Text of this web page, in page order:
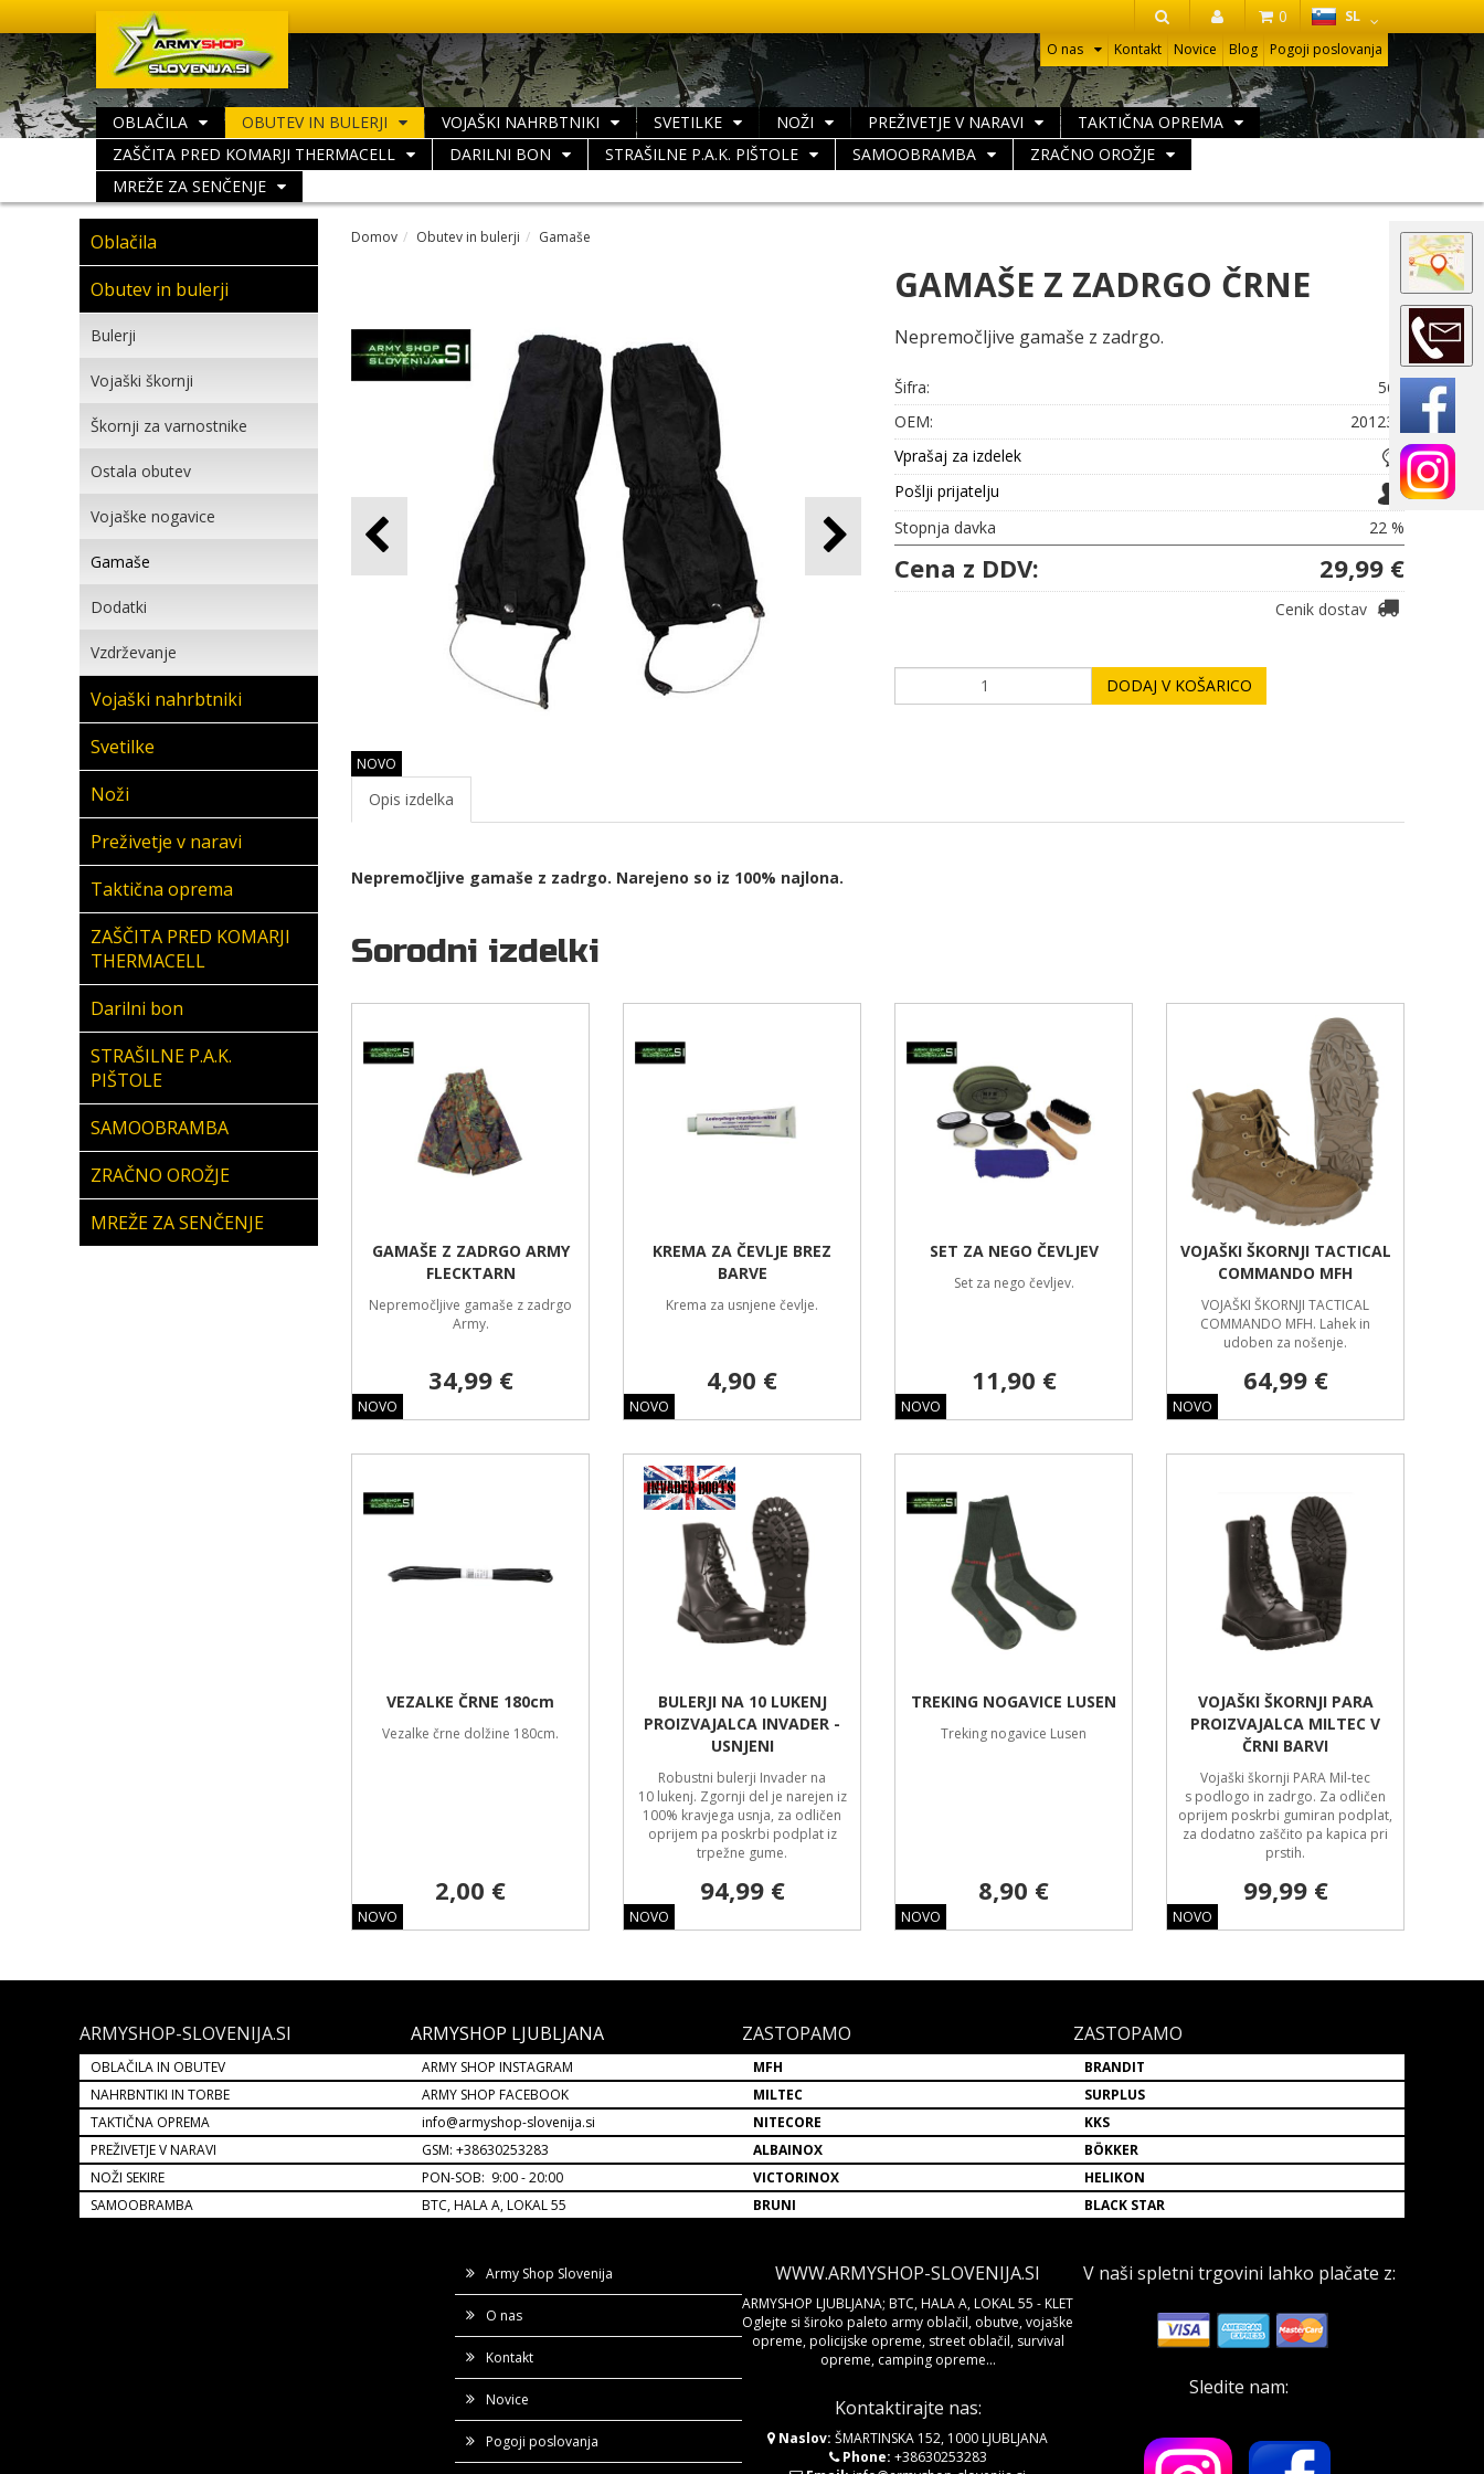
IŠČI
SL
0
O nas Kontakt Novice Blog Pogoji poslovanja
OBLAČILA OBUTEV IN BULERJI VOJAŠKI NAHRBTNIKI SVETILKE NOŽI PREŽIVETJE V NARAVI
TAKTIČNA OPREMA
ZAŠČITA PRED KOMARJI THERMACELL
DARILNI BON STRAŠILNE P.A.K. PIŠTOLE SAMOOBRAMBA
ZRAČNO OROŽJE
MREŽE ZA SENČENJE
Oblačila
Obutev in bulerji
Bulerji
Vojaški škornji
Škornji za varnostnike
Ostala obutev
Vojaške nogavice
Gamaše
Dodatki
Vzdrževanje
Vojaški nahrbtniki
Svetilke
Noži
Preživetje v naravi
Taktična oprema
ZAŠČITA PRED KOMARJI
THERMACELL
Darilni bon
STRAŠILNE P.A.K.
PIŠTOLE
SAMOOBRAMBA
ZRAČNO OROŽJE
MREŽE ZA SENČENJE
Domov Obutev in bulerji Gamaše
NOVO
GAMAŠE Z ZADRGO ČRNE
Nepremočljive gamaše z zadrgo.
Šifra:
564
OEM:
20123A
Vprašaj za izdelek
Pošlji prijatelju
Stopnja davka
22 %
Cena z DDV: 29,99 €
Cenik dostav
DODAJ V KOŠARICO
Opis izdelka
Nepremočljive gamaše z zadrgo. Narejeno so iz 100% najlona.
Sorodni izdelki
NOVO
GAMAŠE Z ZADRGO ARMY
FLECKTARN
Nepremočljive gamaše z zadrgo
Army.
34,99 €
NOVO
KREMA ZA ČEVLJE BREZ
BARVE
Krema za usnjene čevlje.
4,90 €
NOVO
SET ZA NEGO ČEVLJEV
Set za nego čevljev.
11,90 €
NOVO
VOJAŠKI ŠKORNJI TACTICAL
COMMANDO MFH
VOJAŠKI ŠKORNJI TACTICAL
COMMANDO MFH. Lahek in
udoben za nošenje.
64,99 €
NOVO
VEZALKE ČRNE 180cm
Vezalke črne dolžine 180cm.
2,00 €
NOVO
BULERJI NA 10 LUKENJ
PROIZVAJALCA INVADER -
USNJENI
Robustni bulerji Invader na
10 lukenj. Zgornji del je narejen iz
100% kravjega usnja, za odličen
oprijem pa poskrbi podplat iz
trpežne gume.
94,99 €
NOVO
TREKING NOGAVICE LUSEN
Treking nogavice Lusen
8,90 €
NOVO
VOJAŠKI ŠKORNJI PARA
PROIZVAJALCA MILTEC V
ČRNI BARVI
Vojaški škornji PARA Mil-tec
s podlogo in zadrgo. Za odličen
oprijem poskrbi gumiran podplat,
za dodatno zaščito pa kapica pri
prstih.
99,99 €
ARMYSHOP-SLOVENIJA.SI
OBLAČILA IN OBUTEV
NAHRBNTIKI IN TORBE
TAKTIČNA OPREMA
PREŽIVETJE V NARAVI
NOŽI SEKIRE
SAMOOBRAMBA
ARMYSHOP LJUBLJANA
ARMY SHOP INSTAGRAM
ARMY SHOP FACEBOOK
info@armyshop-slovenija.si
GSM: +38630253283
PON-SOB: 9:00 - 20:00
BTC, HALA A, LOKAL 55
ZASTOPAMO
MFH
MILTEC
NITECORE
ALBAINOX
VICTORINOX
BRUNI
ZASTOPAMO
BRANDIT
SURPLUS
KKS
BÖKKER
HELIKON
BLACK STAR
Army Shop Slovenija
O nas
Kontakt
Novice
Pogoji poslovanja
WWW.ARMYSHOP-SLOVENIJA.SI
ARMYSHOP LJUBLJANA; BTC, HALA A, LOKAL 55 - KLET
Oglejte si široko paleto army oblačil, obutve, vojaške
opreme, policijske opreme, street oblačil, survival
opreme, camping opreme...
Kontaktirajte nas:
Naslov: ŠMARTINSKA 152, 1000 LJUBLJANA
Phone: +38630253283
V naši spletni trgovini lahko plačate z:
Sledite nam: